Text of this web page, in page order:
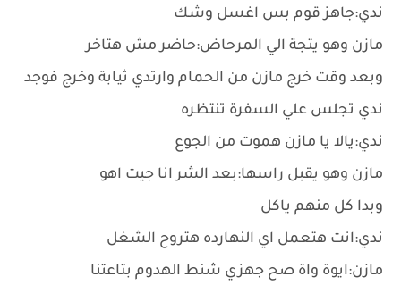
ندي:جاهز قوم بس اغسل وشك
مازن وهو يتجة الي المرحاض:حاضر مش هتاخر
وبعد وقت خرج مازن من الحمام وارتدي ثيابة وخرج فوجد
ندي تجلس علي السفرة تنتظره
ندي:يالا يا مازن هموت من الجوع
مازن وهو يقبل راسها:بعد الشر انا جيت اهو
وبدا كل منهم ياكل
ندي:انت هتعمل اي النهارده هتروح الشغل
مازن:ايوة واة صح جهزي شنط الهدوم بتاعتنا